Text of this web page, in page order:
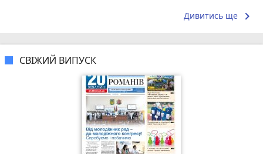
Дивитись ще keyboard_arrow_right
СВІЖИЙ ВИПУСК